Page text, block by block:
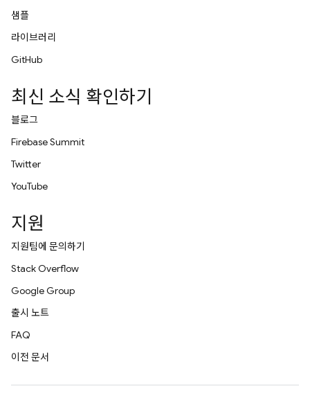
샘플
라이브러리
GitHub
최신 소식 확인하기
블로그
Firebase Summit
Twitter
YouTube
지원
지원팀에 문의하기
Stack Overflow
Google Group
출시 노트
FAQ
이전 문서